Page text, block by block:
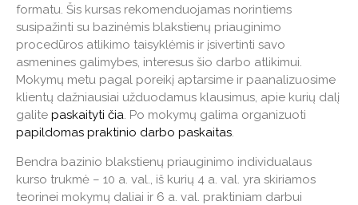
formatu. Šis kursas rekomenduojamas norintiems
susipažinti su bazinėmis blakstienų priauginimo
procedūros atlikimo taisyklėmis ir įsivertinti savo
asmenines galimybes, interesus šio darbo atlikimui.
Mokymų metu pagal poreikį aptarsime ir paanalizuosime
klientų dažniausiai užduodamus klausimus, apie kurių dalį
galite paskaityti čia . Po mokymų galima organizuoti
papildomas praktinio darbo paskaitas
Bendra bazinio blakstienų priauginimo individualaus
kurso trukmė – 10 a. val., iš kurių 4 a. val. yra skiriamos
teorinei mokymų daliai ir 6 a. val. praktiniam darbui